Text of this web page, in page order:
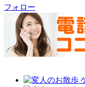
フォロー